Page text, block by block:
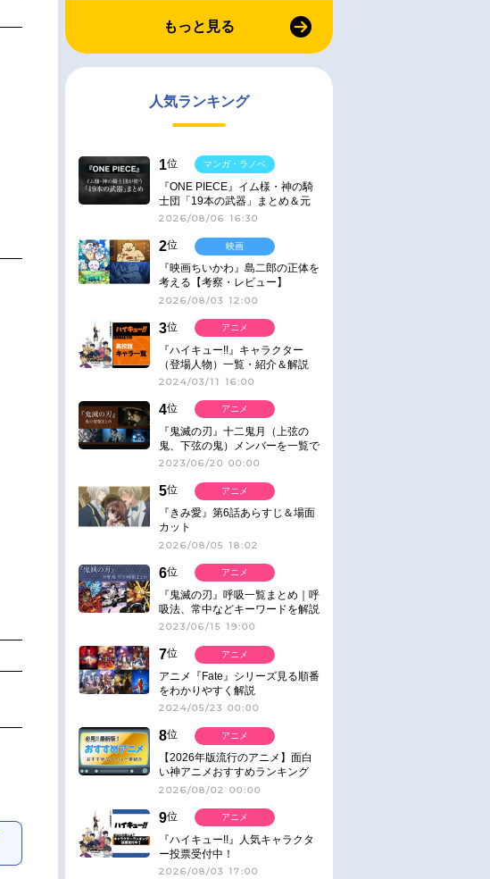
もっと見る
人気ランキング
1位
『ONE PIECE』イム様・神の騎
士団「19本の武器」まとめ＆元
ネタ
2026/08/06 16:30
マンガ・ラノベ
2位
『映画ちいかわ』島二郎の正体を
考える【考察・レビュー】
2026/08/03 12:00
映画
3位
『ハイキュー!!』キャラクター
（登場人物）一覧・紹介＆解説
2024/03/11 16:00
アニメ
4位
『鬼滅の刃』十二鬼月（上弦の
鬼、下弦の鬼）メンバーを一覧で
紹介＆解説（登場鬼の情報まと
2023/06/20 00:00
アニメ
5位
『きみ愛』第6話あらすじ＆場面
カット
2026/08/05 18:02
アニメ
6位
『鬼滅の刃』呼吸一覧まとめ｜呼
吸法、常中などキーワードを解説
2023/06/15 19:00
アニメ
7位
アニメ『Fate』シリーズ見る順番
をわかりやすく解説
2024/05/23 00:00
アニメ
8位
【2026年版流行のアニメ】面白
い神アニメおすすめランキング
【名作・話題作】｜ジャンル別人
2026/08/02 00:00
アニメ
9位
『ハイキュー!!』人気キャラクタ
ー投票受付中！
2026/08/03 17:00
アニメ